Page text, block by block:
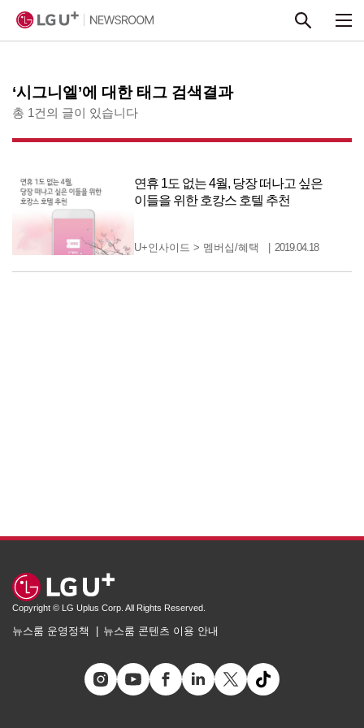
‘시그니엘’에 대한 태그 검색결과
총 1건의 글이 있습니다
연휴 1도 없는 4월, 당장 떠나고 싶은
이들을 위한 호캉스 호텔 추천
U+인사이드 > 멤버십/혜택 2019.04.18
Copyright © LG Uplus Corp. All Rights Reserved.
뉴스룸 운영정책 뉴스룸 콘텐츠 이용 안내